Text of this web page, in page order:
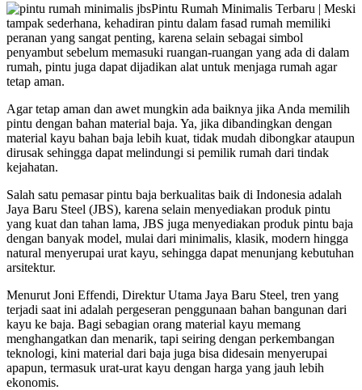
Pintu Rumah Minimalis Terbaru | Meski
tampak sederhana, kehadiran pintu dalam fasad rumah memiliki
peranan yang sangat penting, karena selain sebagai simbol
penyambut sebelum memasuki ruangan-ruangan yang ada di dalam
rumah, pintu juga dapat dijadikan alat untuk menjaga rumah agar
tetap aman.
Agar tetap aman dan awet mungkin ada baiknya jika Anda memilih
pintu dengan bahan material baja. Ya, jika dibandingkan dengan
material kayu bahan baja lebih kuat, tidak mudah dibongkar ataupun
dirusak sehingga dapat melindungi si pemilik rumah dari tindak
kejahatan.
Salah satu pemasar pintu baja berkualitas baik di Indonesia adalah
Jaya Baru Steel (JBS), karena selain menyediakan produk pintu
yang kuat dan tahan lama, JBS juga menyediakan produk pintu baja
dengan banyak model, mulai dari minimalis, klasik, modern hingga
natural menyerupai urat kayu, sehingga dapat menunjang kebutuhan
arsitektur.
Menurut Joni Effendi, Direktur Utama Jaya Baru Steel, tren yang
terjadi saat ini adalah pergeseran penggunaan bahan bangunan dari
kayu ke baja. Bagi sebagian orang material kayu memang
menghangatkan dan menarik, tapi seiring dengan perkembangan
teknologi, kini material dari baja juga bisa didesain menyerupai
apapun, termasuk urat-urat kayu dengan harga yang jauh lebih
ekonomis.